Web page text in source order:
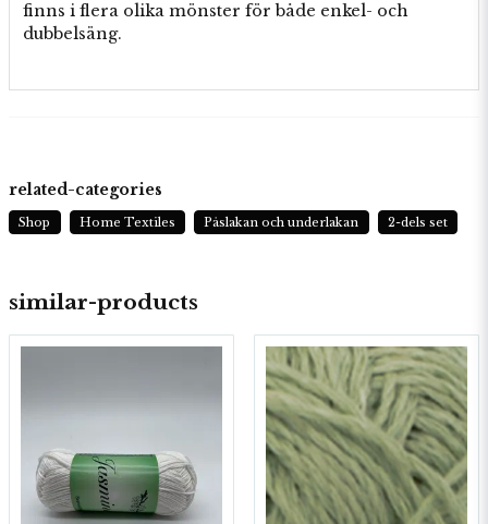
finns i flera olika mönster för både enkel- och
dubbelsäng.
similar-products
related-categories
Shop Home Textiles Påslakan och underlakan 2-dels set